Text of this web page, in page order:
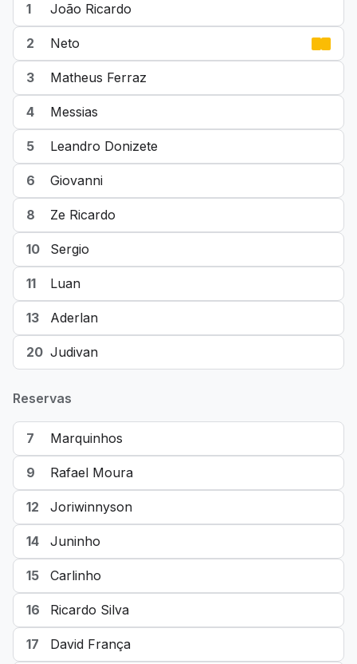
1 João Ricardo
2 Neto
3 Matheus Ferraz
4 Messias
5 Leandro Donizete
6 Giovanni
8 Ze Ricardo
10 Sergio
11 Luan
13 Aderlan
20 Judivan
Reservas
7 Marquinhos
9 Rafael Moura
12 Joriwinnyson
14 Juninho
15 Carlinho
16 Ricardo Silva
17 David França